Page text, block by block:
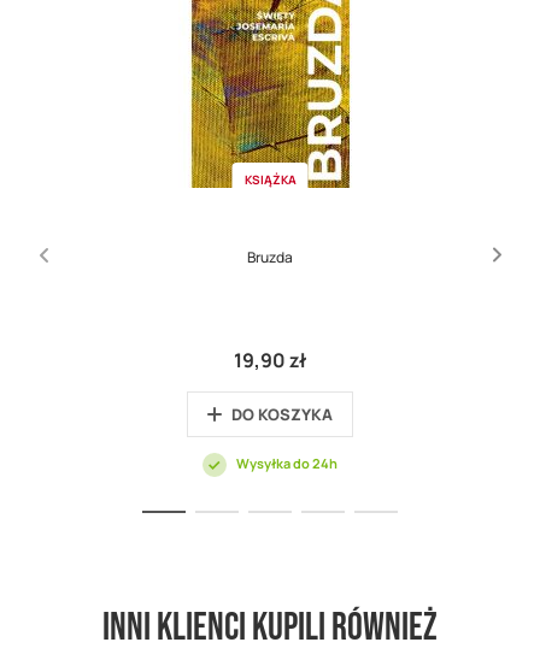
KSIĄŻKA
Bruzda
19,90 zł
DO KOSZYKA
Wysyłka do 24h
Inni klienci kupili również